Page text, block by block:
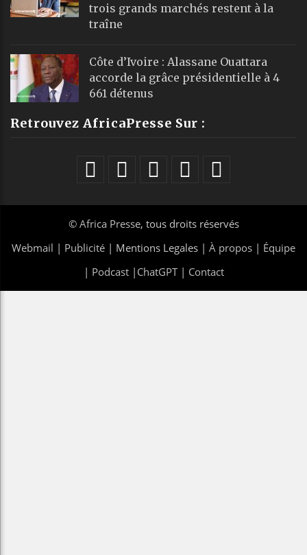
trois grands marchés restent à la
traîne
Côte d’Ivoire : Alassane Ouattara
accorde la grâce présidentielle à 4
661 détenus
Retrouvez AfricaPresse Sur :
© Africa Presse, tous droits réservés
Webmail | Publicité | Mentions Legales | À propos | Équipe
| Podcast| ChatGPT| Contact